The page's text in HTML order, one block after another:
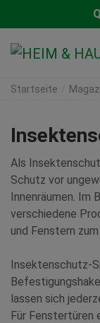
Startseite
Als
Schutz vor
Innenräumen. Im
verschiedene
und Fenstern
Insektenschutz-
lassen sich
Für Fenstertüren